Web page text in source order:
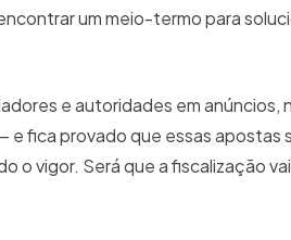
um meio-termo para
e autoridades em anúncios,
fica provado que essas apostas
o vigor. Será que a fiscalização